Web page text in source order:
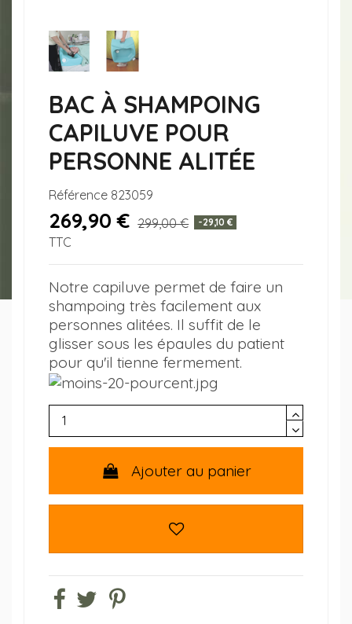
BAC À SHAMPOING
CAPILUVE POUR
PERSONNE ALITÉE
Référence 823059
269,90 € 299,00 € -29,10 €
TTC
Notre capiluve permet de faire un
shampoing très facilement aux
personnes alitées. Il suffit de le
glisser sous les épaules du patient
pour qu'il tienne fermement.
Ajouter au panier